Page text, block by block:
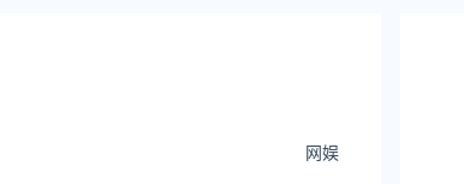
网娱